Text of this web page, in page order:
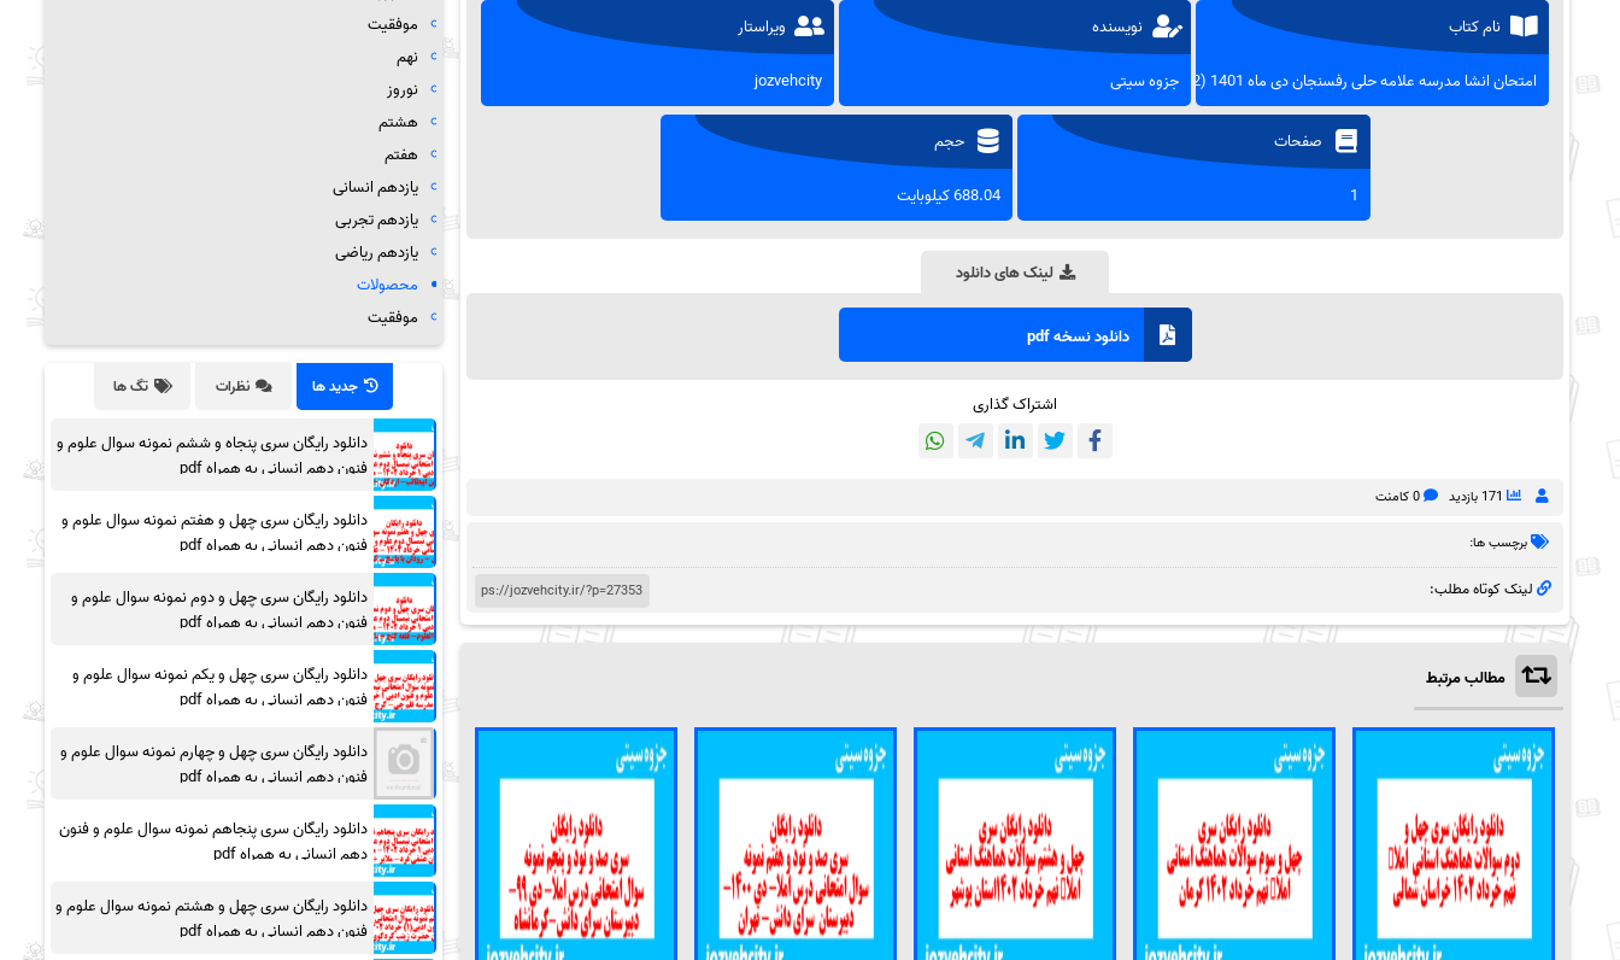
نام کتاب
امتحان انشا مدرسه علامه حلی رفسنجان دی ماه 1401 (2)
نویسنده
جزوه سیتی
ویراستار
jozvehcity
صفحات
1
حجم
688.04 کیلوبایت
لینک های دانلود
دانلود نسخه pdf
اشتراک گذاری
171 بازدید 0 کامنت
برچسب ها:
لینک کوتاه مطلب:
مطالب مرتبط
موفقیت
نهم
نوروز
هشتم
هفتم
یازدهم انسانی
یازدهم تجربی
یازدهم ریاضی
محصولات
موفقیت
جدید ها نظرات تگ ها
دانلود رایگان سری پنجاه و ششم نمونه سوال علوم و
فنون دهم انسانی به همراه pdf
دانلود رایگان سری چهل و هفتم نمونه سوال علوم و
فنون دهم انسانی به همراه pdf
دانلود رایگان سری چهل و دوم نمونه سوال علوم و
فنون دهم انسانی به همراه pdf
دانلود رایگان سری چهل و یکم نمونه سوال علوم و
فنون دهم انسانی به همراه pdf
دانلود رایگان سری چهل و چهارم نمونه سوال علوم و
فنون دهم انسانی به همراه pdf
دانلود رایگان سری پنجاهم نمونه سوال علوم و فنون
دهم انسانی به همراه pdf
دانلود رایگان سری چهل و هشتم نمونه سوال علوم و
فنون دهم انسانی به همراه pdf